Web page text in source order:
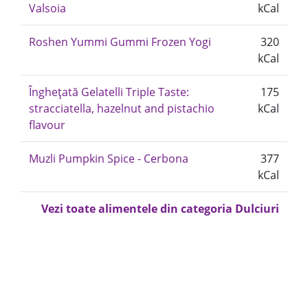
Valsoia
kCal
Roshen Yummi Gummi Frozen Yogi
320
kCal
Înghețată Gelatelli Triple Taste:
stracciatella, hazelnut and pistachio
flavour
175
kCal
Muzli Pumpkin Spice - Cerbona
377
kCal
Vezi toate alimentele din categoria Dulciuri